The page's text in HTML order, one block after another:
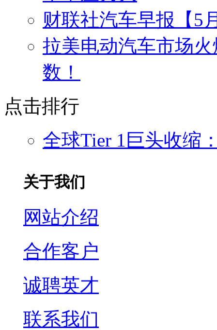
财联社汽车早报【5
拉美电动汽车市场
数！
点击排行
全球Tier 1巨头收缩
关于我们
网站介绍
合作客户
诚聘英才
联系我们